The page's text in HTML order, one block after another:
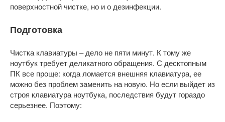
поверхностной чистке, но и о дезинфекции.
Подготовка
Чистка клавиатуры – дело не пяти минут. К тому же
ноутбук требует деликатного обращения. С десктопным
ПК все проще: когда ломается внешняя клавиатура, ее
можно без проблем заменить на новую. Но если выйдет из
строя клавиатура ноутбука, последствия будут гораздо
серьезнее. Поэтому: